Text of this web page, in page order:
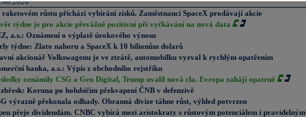
raketovém růstu přichází vybírání zisků. Zaměstnanci SpaceX prodávají akcie
týdne je pro akcie převážně pozitivní při vyčkávání na nová data
a.s.: Oznámení o výplatě úrokového výnosu
týdne: Zlato nahoru a SpaceX k 10 bilionům dolarů
akcionář Volkswagenu je ve ztrátě, automobilku vyzval k rychlým opatřením
banka, a.s.: Výpis z obchodního rejstříku
oznámily CSG a Gen Digital, Trump uvalil nová cla. Evropa zahájí opatrně
Koruna po holubičím překvapení ČNB v defenzivě
výrazně překonala odhady. Obranná divize táhne růst, výhled potvrzen
přeje dividendám. CNBC vybírá mezi aristokraty s růstovým potenciálem i pravidelným